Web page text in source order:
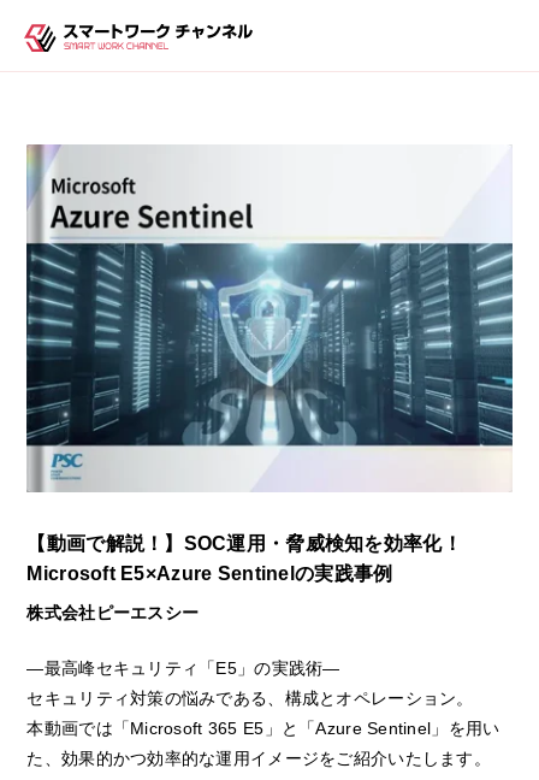
【動画で解説！】SOC運用・脅威検知を効率化！
Microsoft E5×Azure Sentinelの実践事例
株式会社ピーエスシー
―最高峰セキュリティ「E5」の実践術―
セキュリティ対策の悩みである、構成とオペレーション。
本動画では「Microsoft 365 E5」と「Azure Sentinel」を用い
た、効果的かつ効率的な運用イメージをご紹介いたします。